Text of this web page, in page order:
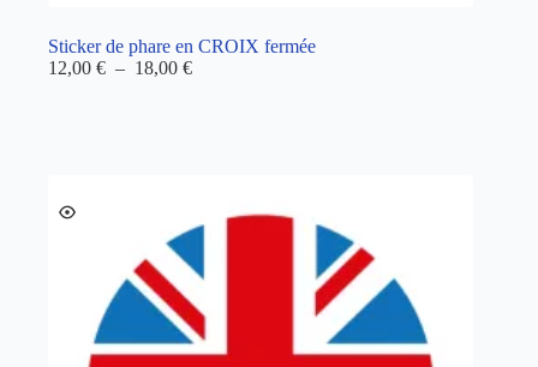
Sticker de phare en CROIX fermée
12,00 € – 18,00 €Plage